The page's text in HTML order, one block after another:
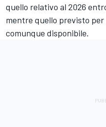
quello relativo al 2026
mentre quello previsto
comunque disponibile.